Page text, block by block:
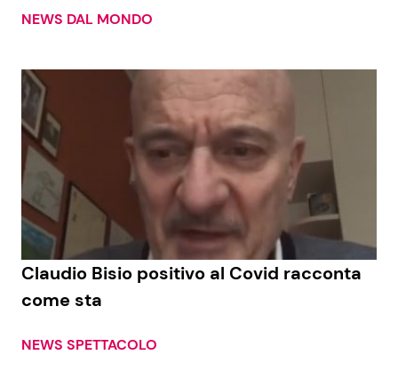
NEWS DAL MONDO
Claudio Bisio positivo al Covid racconta
come sta
NEWS SPETTACOLO